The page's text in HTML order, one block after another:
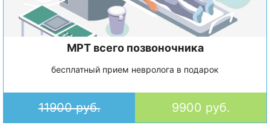
МРТ всего позвоночника
бесплатный прием невролога в подарок
11900 руб. 9900 руб.